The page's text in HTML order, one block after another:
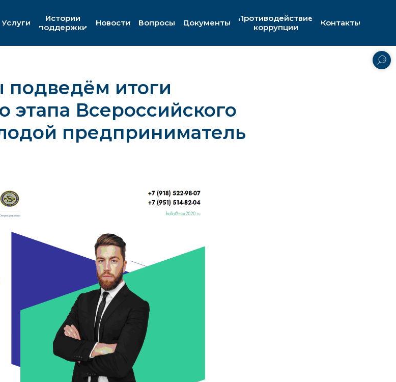
Услуги
Истории
поддержки
Вопросы Документы Контакты
Противодействие
коррупции
Новости
подведём итоги
этапа Всероссийского
предприниматель